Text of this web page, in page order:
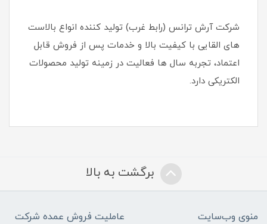
شرکت آرش ترانس (رابط غرب) تولید کننده انواع بالاست
های القایی با کیفیت بالا و خدمات پس از فروش قابل
اعتماد، تجربه سال ها فعالیت در زمینه تولید محصولات
الکتریکی دارد.
برگشت به بالا
منوی وب‌سایت
عاملیت فروش عمده شرکت